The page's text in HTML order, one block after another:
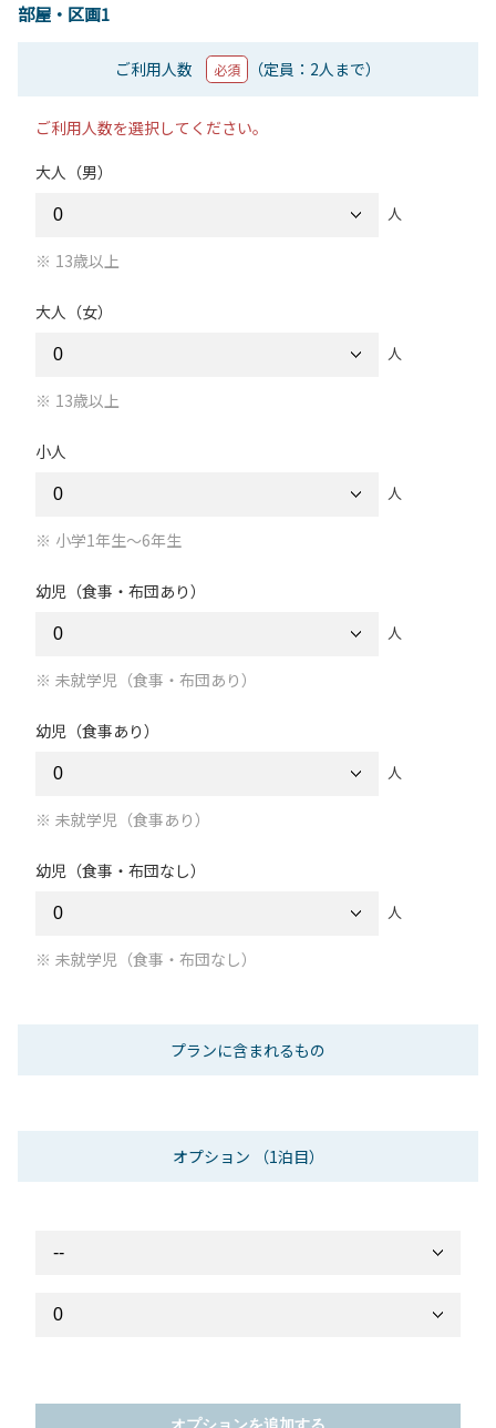
部屋・区画1
ご利用人数 必須 （定員：2人まで）
ご利用人数を選択してください。
大人（男）
人
13歳以上
大人（女）
人
13歳以上
小人
人
小学1年生～6年生
幼児（食事・布団あり）
人
未就学児（食事・布団あり）
幼児（食事あり）
人
未就学児（食事あり）
幼児（食事・布団なし）
人
未就学児（食事・布団なし）
プランに含まれるもの
オプション （1泊目）